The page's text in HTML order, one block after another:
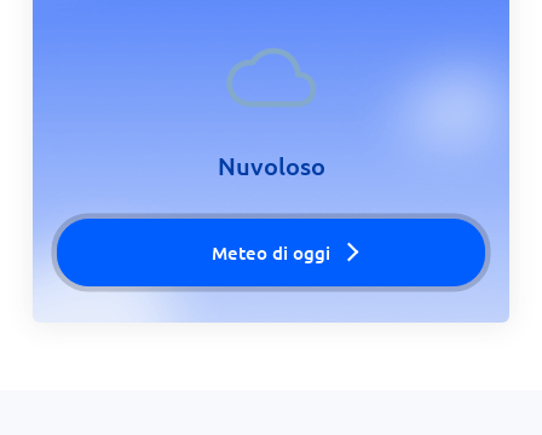
Nuvoloso
Meteo di oggi